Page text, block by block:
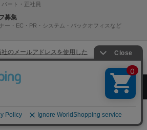
絞り込む
ート・正社員
募集
ー・EC・PR・システム・バックオフィスなど
のメールアドレスを使用した
メールにご注意ください
へ
イトポリシー プライバシーポリシー